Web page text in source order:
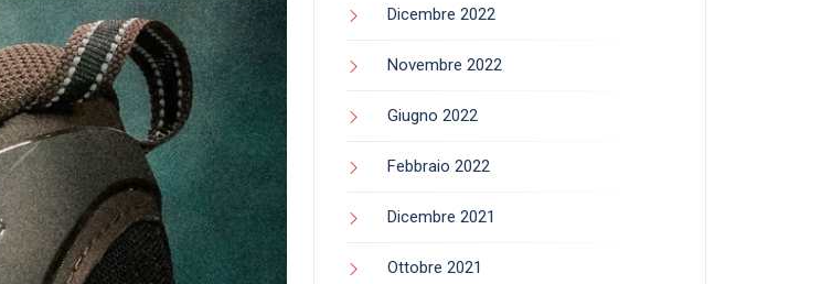
Dicembre 2022
Novembre 2022
Giugno 2022
Febbraio 2022
Dicembre 2021
Ottobre 2021